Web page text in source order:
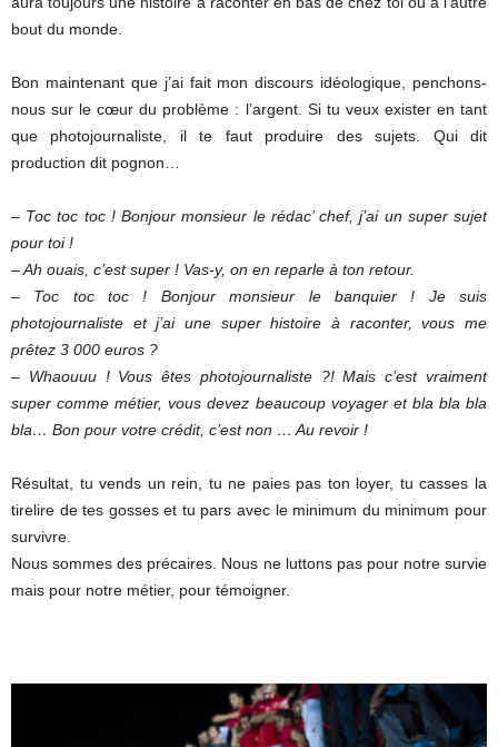
bout du monde.
Bon maintenant que j’ai fait mon discours idéologique, penchons-
nous sur le cœur du problème : l’argent. Si tu veux exister en tant
que photojournaliste, il te faut produire des sujets. Qui dit
production dit pognon…
– Toc toc toc ! Bonjour monsieur le rédac’ chef, j’ai un super sujet
pour toi !
– Ah ouais, c’est super ! Vas-y, on en reparle à ton retour.
– Toc toc toc ! Bonjour monsieur le banquier ! Je suis
photojournaliste et j’ai une super histoire à raconter, vous me
prêtez 3 000 euros ?
– Whaouuu ! Vous êtes photojournaliste ?! Mais c’est vraiment
super comme métier, vous devez beaucoup voyager et bla bla bla
bla… Bon pour votre crédit, c’est non … Au revoir !
Résultat, tu vends un rein, tu ne paies pas ton loyer, tu casses la
tirelire de tes gosses et tu pars avec le minimum du minimum pour
survivre.
Nous sommes des précaires. Nous ne luttons pas pour notre survie
mais pour notre métier, pour témoigner.